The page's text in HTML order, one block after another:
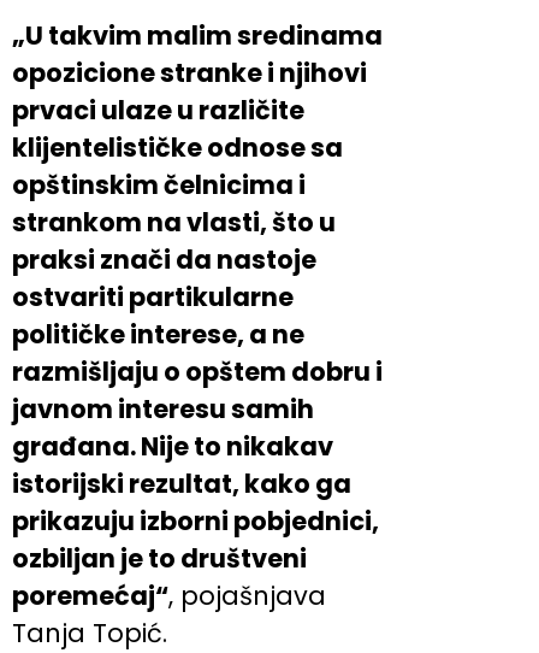
„U takvim malim sredinama
opozicione stranke i njihovi
prvaci ulaze u različite
klijentelističke odnose sa
opštinskim čelnicima i
strankom na vlasti, što u
praksi znači da nastoje
ostvariti partikularne
političke interese, a ne
razmišljaju o opštem dobru i
javnom interesu samih
građana. Nije to nikakav
istorijski rezultat, kako ga
prikazuju izborni pobjednici,
ozbiljan je to društveni
poremećaj“, pojašnjava
Tanja Topić.